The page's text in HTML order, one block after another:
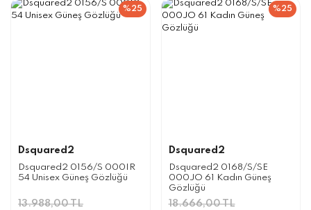
%25
Dsquared2
Dsquared2 0156/S 000IR
54 Unisex Güneş Gözlüğü
13.988,00 TL
%25
Dsquared2
Dsquared2 0168/S/SE
000JO 61 Kadın Güneş
Gözlüğü
18.666,00 TL